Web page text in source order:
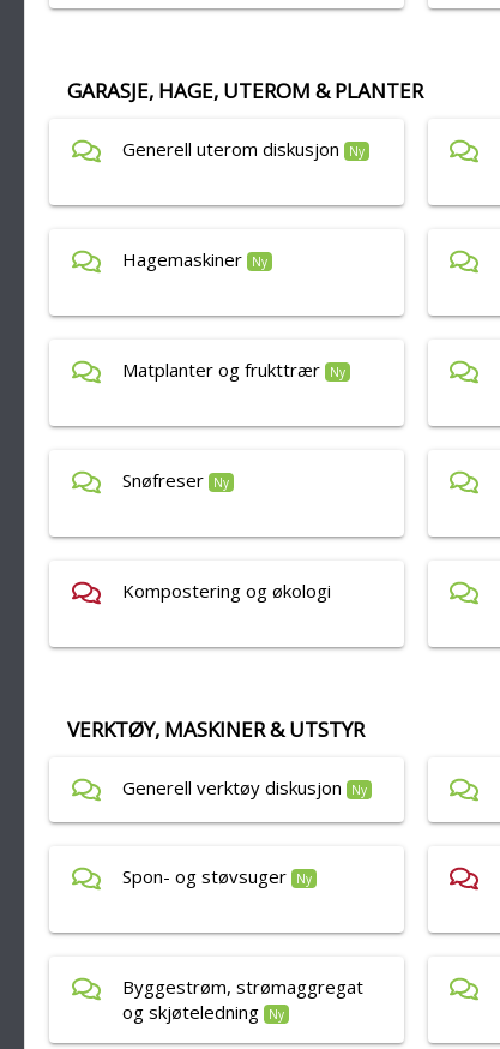
GARASJE, HAGE, UTEROM & PLANTER
Generell uterom diskusjon Ny
Hagemaskiner Ny
Matplanter og frukttrær Ny
Snøfreser Ny
Kompostering og økologi
VERKTØY, MASKINER & UTSTYR
Generell verktøy diskusjon Ny
Spon- og støvsuger Ny
Byggestrøm, strømaggregat
og skjøteledning
Ny